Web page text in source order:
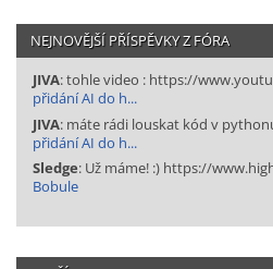
NEJNOVĚJŠÍ PŘÍSPĚVKY Z FÓRA
JIVA: tohle video : https://
přidání AI do h...
JIVA: máte rádi louskat kód v
přidání AI do h...
Sledge: Už máme! :) https://
Bobule